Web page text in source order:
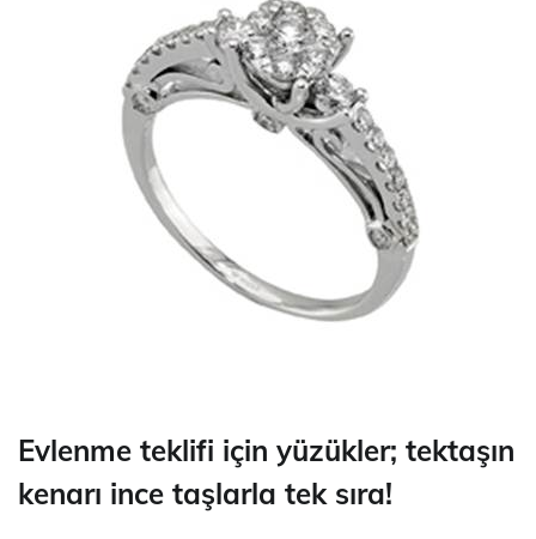
Evlenme teklifi için yüzükler; tektaşın
kenarı ince taşlarla tek sıra!